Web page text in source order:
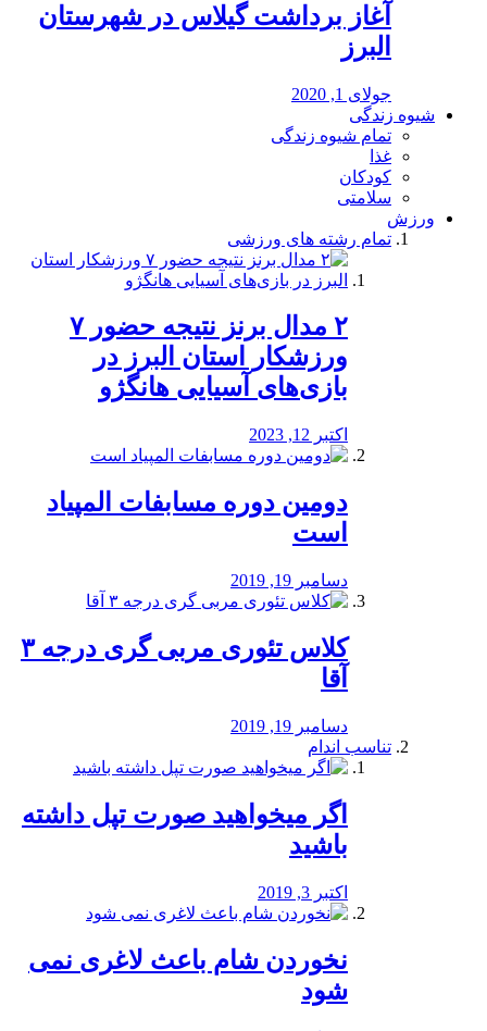
آغاز برداشت گیلاس در شهرستان
البرز
جولای 1, 2020
شیوه زندگی
تمام شیوه زندگی
غذا
کودکان
سلامتی
ورزش
تمام رشته های ورزشی
۲ مدال برنز نتیجه حضور ۷
ورزشکار استان البرز در
بازی‌های آسیایی هانگژو
اکتبر 12, 2023
دومین دوره مسابفات المپیاد
است
دسامبر 19, 2019
کلاس تئوری مربی گری درجه ۳
آقا
دسامبر 19, 2019
تناسب اندام
اگر میخواهید صورت تپل داشته
باشید
اکتبر 3, 2019
نخوردن شام باعث لاغری نمی
‌شود